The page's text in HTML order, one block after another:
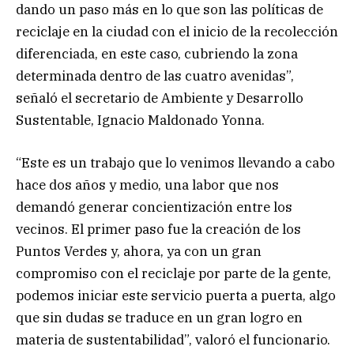
dando un paso más en lo que son las políticas de
reciclaje en la ciudad con el inicio de la recolección
diferenciada, en este caso, cubriendo la zona
determinada dentro de las cuatro avenidas”,
señaló el secretario de Ambiente y Desarrollo
Sustentable, Ignacio Maldonado Yonna.
“Este es un trabajo que lo venimos llevando a cabo
hace dos años y medio, una labor que nos
demandó generar concientización entre los
vecinos. El primer paso fue la creación de los
Puntos Verdes y, ahora, ya con un gran
compromiso con el reciclaje por parte de la gente,
podemos iniciar este servicio puerta a puerta, algo
que sin dudas se traduce en un gran logro en
materia de sustentabilidad”, valoró el funcionario.